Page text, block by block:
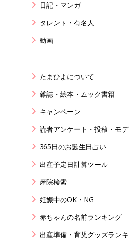
日記・マンガ
タレント・有名人
動画
たまひよについて
雑誌・絵本・ムック書籍
キャンペーン
読者アンケート・投稿・モ
365日のお誕生日占い
出産予定日計算ツール
産院検索
妊娠中のOK・NG
赤ちゃんの名前ランキング
出産準備・育児グッズラン